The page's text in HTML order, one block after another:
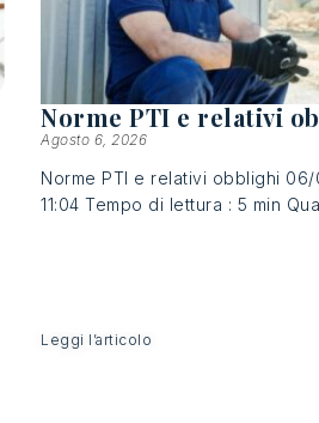
Norme PTI e relativi
Agosto 6, 2026
Norme PTI e relativi obblighi
11:04 Tempo di lettura : 5 min
Leggi l’articolo